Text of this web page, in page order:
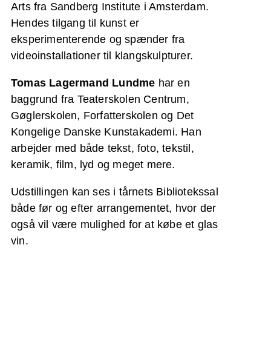
Arts fra Sandberg Institute i Amsterdam.
Hendes tilgang til kunst er
eksperimenterende og spænder fra
videoinstallationer til klangskulpturer.
Tomas Lagermand Lundme har en
baggrund fra Teaterskolen Centrum,
Gøglerskolen, Forfatterskolen og Det
Kongelige Danske Kunstakademi. Han
arbejder med både tekst, foto, tekstil,
keramik, film, lyd og meget mere.
Udstillingen kan ses i tårnets Bibliotekssal
både før og efter arrangementet, hvor der
også vil være mulighed for at købe et glas
vin.